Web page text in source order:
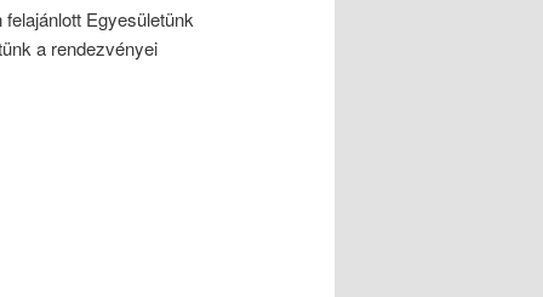
Egyesületünk
a rendezvényei